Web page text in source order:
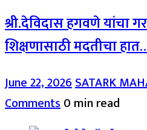
श्री.देविदास हगवणे यांचा
शिक्षणासाठी मदतीचा
June 22, 2026SATARK
Comments0 min read